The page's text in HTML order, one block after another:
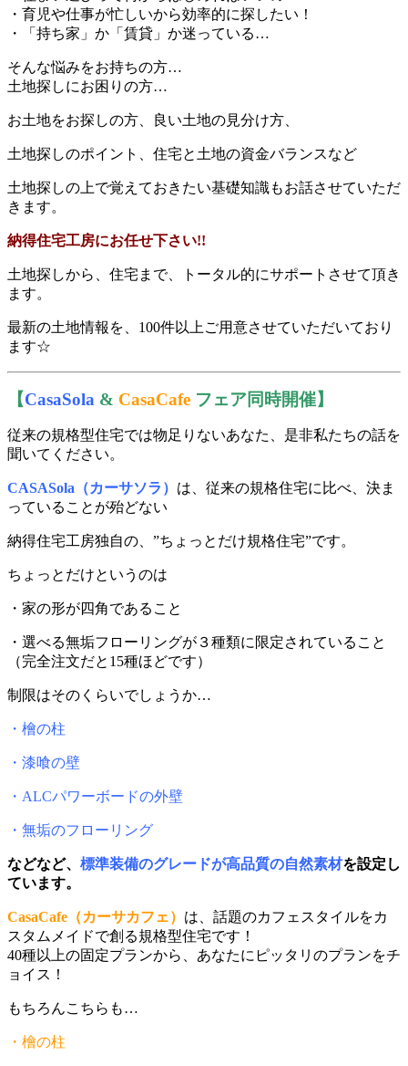
・育児や仕事が忙しいから効率的に探したい！
・「持ち家」か「賃貸」か迷っている…
そんな悩みをお持ちの方…
土地探しにお困りの方…
お土地をお探しの方、良い土地の見分け方、
土地探しのポイント、住宅と土地の資金バランスなど
土地探しの上で覚えておきたい基礎知識もお話させていただ
きます。
納得住宅工房にお任せ下さい!!
土地探しから、住宅まで、トータル的にサポートさせて頂き
ます。
最新の土地情報を、100件以上ご用意させていただいており
ます☆
【CasaSola & CasaCafe フェア同時開催】
従来の規格型住宅では物足りないあなた、是非私たちの話を
聞いてください。
CASASola（カーサソラ） は、従来の規格住宅に比べ、決ま
っていることが殆どない
納得住宅工房独自の、”ちょっとだけ規格住宅”です。
ちょっとだけというのは
・家の形が四角であること
・選べる無垢フローリングが３種類に限定されていること
（完全注文だと15種ほどです）
制限はそのくらいでしょうか…
・檜の柱
・漆喰の壁
・ALCパワーボードの外壁
・無垢のフローリング
などなど、 標準装備のグレードが高品質の自然素材を設定し
ています。
CasaCafe（カーサカフェ） は、話題のカフェスタイルをカ
スタムメイドで創る規格型住宅です！
40種以上の固定プランから、あなたにピッタリのプランをチ
ョイス！
もちろんこちらも…
・檜の柱